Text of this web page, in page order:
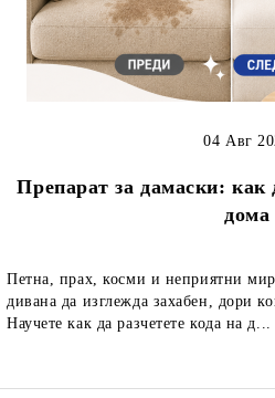
Препарат за дамаски: как
дома
04 Авг
Петна, прах, косми и неприятни
дивана да изглежда захабен, дори
Научете как да разчетете кода на д...